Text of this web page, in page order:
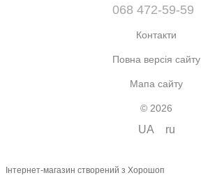
068 472-59-59
Контакти
Повна версія сайту
Мапа сайту
© 2026
UA ru
Інтернет-магазин створений з Хорошоп